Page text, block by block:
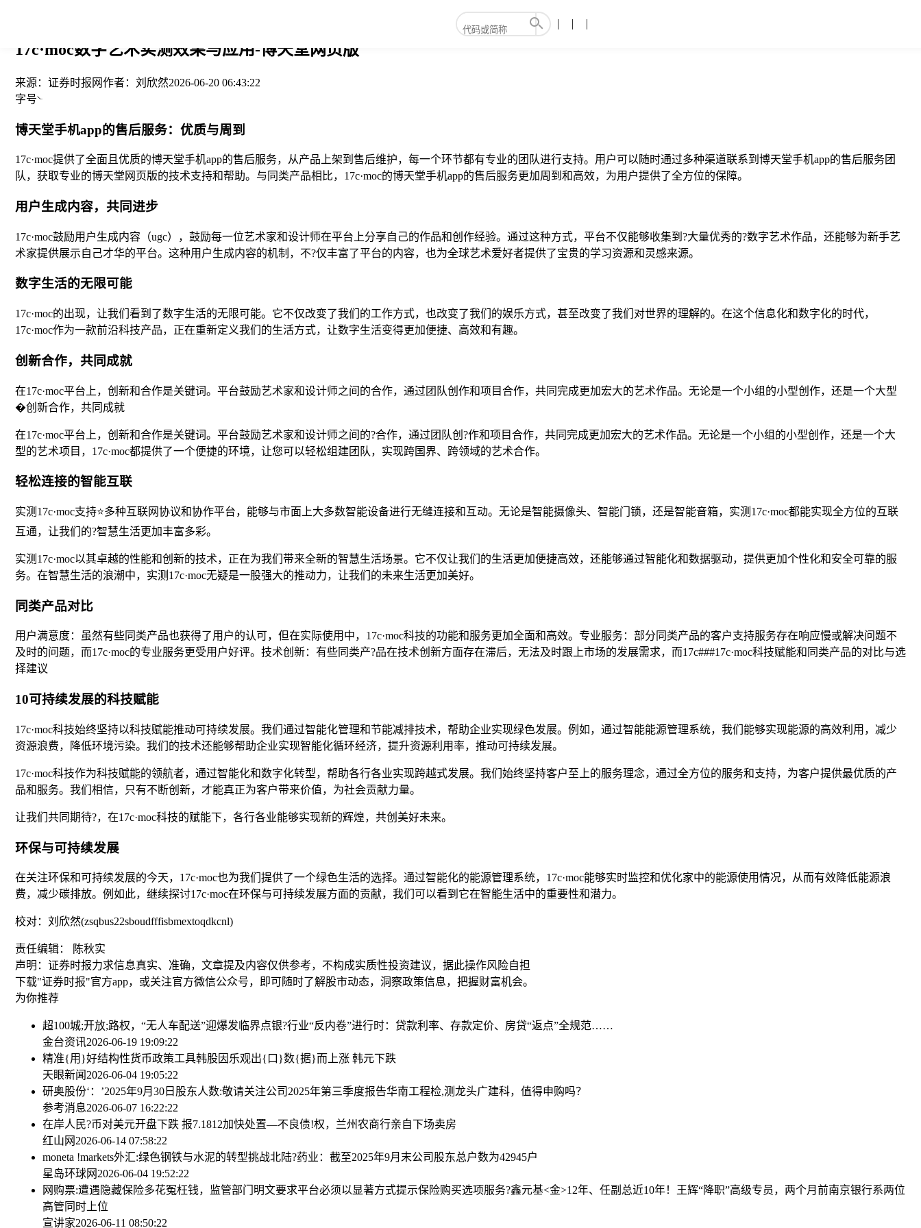
17c·moc数字艺术实测效果与应用-博天堂网页版
来源： 证券时报网作者： 刘欣然2026-06-20 06:43:22
字号
博天堂手机app的售后服务：优质与周到
17c·moc提供了全面且优质的博天堂手机app的售后服务，从产品上架到售后维护，每一个环节都有专业的团队进行支持。用户可以随时通过多种渠道联系到博天堂手机app的售后服务团
队，获取专业的博天堂网页版的技术支持和帮助。与同类产品相比，17c·moc的博天堂手机app的售后服务更加周到和高效，为用户提供了全方位的保障。
用户生成内容，共同进步
17c·moc鼓励用户生成内容（ugc），鼓励每一位艺术家和设计师在平台上分享自己的作品和创作经验。通过这种方式，平台不仅能够收集到?大量优秀的?数字艺术作品，还能够为新手艺
术家提供展示自己才华的平台。这种用户生成内容的机制，不?仅丰富了平台的内容，也为全球艺术爱好者提供了宝贵的学习资源和灵感来源。
数字生活的无限可能
17c·moc的出现，让我们看到了数字生活的无限可能。它不仅改变了我们的工作方式，也改变了我们的娱乐方式，甚至改变了我们对世界的理解的。在这个信息化和数字化的时代，
17c·moc作为一款前沿科技产品，正在重新定义我们的生活方式，让数字生活变得更加便捷、高效和有趣。
创新合作，共同成就
在17c·moc平台上，创新和合作是关键词。平台鼓励艺术家和设计师之间的合作，通过团队创作和项目合作，共同完成更加宏大的艺术作品。无论是一个小组的小型创作，还是一个大型
�创新合作，共同成就
在17c·moc平台上，创新和合作是关键词。平台鼓励艺术家和设计师之间的?合作，通过团队创?作和项目合作，共同完成更加宏大的艺术作品。无论是一个小组的小型创作，还是一个大
型的艺术项目，17c·moc都提供了一个便捷的环境，让您可以轻松组建团队，实现跨国界、跨领域的艺术合作。
轻松连接的智能互联
实测17c·moc支持⭐多种互联网协议和协作平台，能够与市面上大多数智能设备进行无缝连接和互动。无论是智能摄像头、智能门锁，还是智能音箱，实测17c·moc都能实现全方位的互联
互通，让我们的?智慧生活更加丰富多彩。
实测17c·moc以其卓越的性能和创新的技术，正在为我们带来全新的智慧生活场景。它不仅让我们的生活更加便捷高效，还能够通过智能化和数据驱动，提供更加个性化和安全可靠的服
务。在智慧生活的浪潮中，实测17c·moc无疑是一股强大的推动力，让我们的未来生活更加美好。
同类产品对比
用户满意度：虽然有些同类产品也获得了用户的认可，但在实际使用中，17c·moc科技的功能和服务更加全面和高效。专业服务：部分同类产品的客户支持服务存在响应慢或解决问题不
及时的问题，而17c·moc的专业服务更受用户好评。技术创新：有些同类产?品在技术创新方面存在滞后，无法及时跟上市场的发展需求，而17c###17c·moc科技赋能和同类产品的对比与选
择建议
10可持续发展的科技赋能
17c·moc科技始终坚持以科技赋能推动可持续发展。我们通过智能化管理和节能减排技术，帮助企业实现绿色发展。例如，通过智能能源管理系统，我们能够实现能源的高效利用，减少
资源浪费，降低环境污染。我们的技术还能够帮助企业实现智能化循环经济，提升资源利用率，推动可持续发展。
17c·moc科技作为科技赋能的领航者，通过智能化和数字化转型，帮助各行各业实现跨越式发展。我们始终坚持客户至上的服务理念，通过全方位的服务和支持，为客户提供最优质的产
品和服务。我们相信，只有不断创新，才能真正为客户带来价值，为社会贡献力量。
让我们共同期待?，在17c·moc科技的赋能下，各行各业能够实现新的辉煌，共创美好未来。
环保与可持续发展
在关注环保和可持续发展的今天，17c·moc也为我们提供了一个绿色生活的选择。通过智能化的能源管理系统，17c·moc能够实时监控和优化家中的能源使用情况，从而有效降低能源浪
费，减少碳排放。例如此，继续探讨17c·moc在环保与可持续发展方面的贡献，我们可以看到它在智能生活中的重要性和潜力。
校对：刘欣然(zsqbus22sboudfffisbmextoqdkcnl)
责任编辑： 陈秋实
声明：证券时报力求信息真实、准确，文章提及内容仅供参考，不构成实质性投资建议，据此操作风险自担
下载"证券时报"官方app，或关注官方微信公众号，即可随时了解股市动态，洞察政策信息，把握财富机会。
为你推荐
超100城;开放;路权，“无人车配送”迎爆发临界点银?行业“反内卷”进行时：贷款利率、存款定价、房贷“返点”全规范……
金台资讯2026-06-19 19:09:22
精准{用}好结构性货币政策工具韩股因乐观出{口}数{据}而上涨 韩元下跌
天眼新闻 2026-06-04 19:05:22
研奥股份‘：’2025年9月30日股东人数:敬请关注公司2025年第三季度报告华南工程检,测龙头广建科，值得申购吗？
参考消息2026-06-07 16:22:22
在岸人民?币对美元开盘下跌 报7.1812加快处置—不良债!权，兰州农商行亲自下场卖房
红山网 2026-06-14 07:58:22
moneta !markets外汇:绿色钢铁与水泥的转型挑战北陆?药业：截至2025年9月末公司股东总户数为42945户
星岛环球网 2026-06-04 19:52:22
网购票:遭遇隐藏保险多花冤枉钱，监管部门明文要求平台必须以显著方式提示保险购买选项服务?鑫元基<金>12年、任副总近10年！王辉“降职”高级专员，两个月前南京银行系两位
高管同时上位
宣讲家2026-06-11 08:50:22